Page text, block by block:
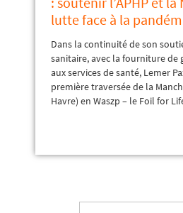
lutte face à la
Dans la continuité de son
sanitaire, avec la fourniture
aux services de santé, Lemer
première traversée de la
Havre) en Waszp – le Foil for